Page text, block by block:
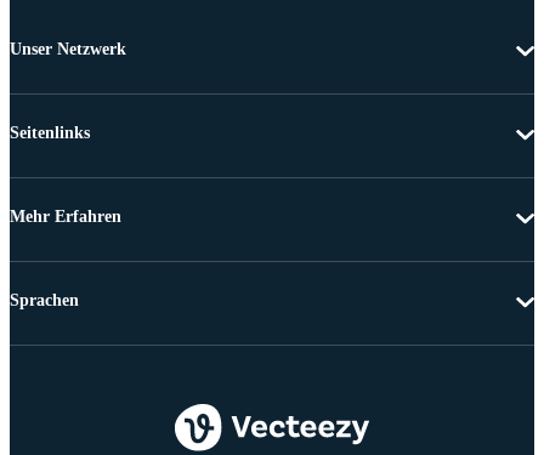
Unser Netzwerk
Seitenlinks
Mehr Erfahren
Sprachen